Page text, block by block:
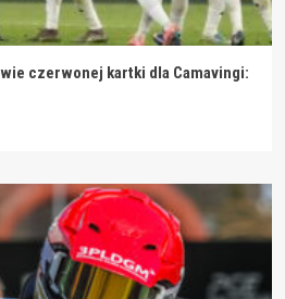
czerwonej kartki dla Camavingi: